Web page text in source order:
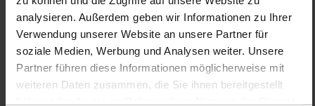
analysieren. Außerdem geben wir Informationen zu Ihrer
Verwendung unserer Website an unsere Partner für
soziale Medien, Werbung und Analysen weiter. Unsere
Partner führen diese Informationen möglicherweise mit
weiteren Daten zusammen, die Sie ihnen bereitgestellt